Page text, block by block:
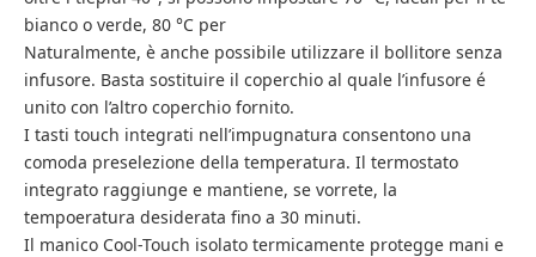
bianco o verde, 80 °C per
Naturalmente, è anche possibile utilizzare il bollitore senza
infusore. Basta sostituire il coperchio al quale l’infusore é
unito con l’altro coperchio fornito.
I tasti touch integrati nell’impugnatura consentono una
comoda preselezione della temperatura. Il termostato
integrato raggiunge e mantiene, se vorrete, la
tempoeratura desiderata fino a 30 minuti.
Il manico Cool-Touch isolato termicamente protegge mani e